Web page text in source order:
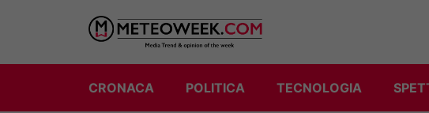
contenuto
CRONACA POLITICA TECNOLOGIA